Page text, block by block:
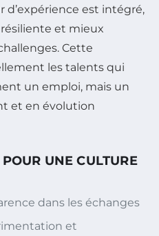
d’expérience est intégré,
et mieux
Cette
les talents qui
un emploi, mais un
et en évolution
UNE CULTURE
dans les échanges
et